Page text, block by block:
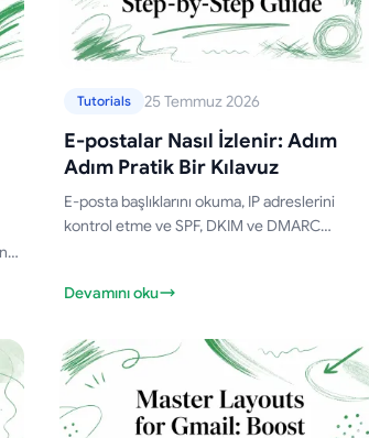
Tutorials 25 Temmuz 2026
E-postalar Nasıl İzlenir: Adım
Adım Pratik Bir Kılavuz
E-posta başlıklarını okuma, IP adreslerini
kontrol etme ve SPF, DKIM ve DMARC
ve Outlook örnekleri dahildir.
Devamını oku